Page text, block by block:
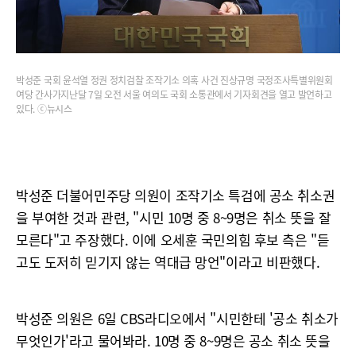
박성준 국회 윤석열 정권 정치검찰 조작기소 의혹 사건 진상규명 국정조사특별위원회
여당 간사가지난달 7일 오전 서울 여의도 국회 소통관에서 기자회견을 열고 발언하고
있다. ⓒ뉴시스
박성준 더불어민주당 의원이 조작기소 특검에 공소 취소권
을 부여한 것과 관련, "시민 10명 중 8~9명은 취소 뜻을 잘
모른다"고 주장했다. 이에 오세훈 국민의힘 후보 측은 "듣
고도 도저히 믿기지 않는 역대급 망언"이라고 비판했다.
박성준 의원은 6일 CBS라디오에서 "시민한테 '공소 취소가
무엇인가'라고 물어봐라. 10명 중 8~9명은 공소 취소 뜻을